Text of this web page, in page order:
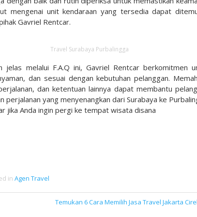
mengenai unit kendaraan yang tersedia dapat
Gavriel Rentcar.
Travel Surabaya Purbalingga
jelas melalui F.A.Q ini, Gavriel Rentcar berkomitmen
dan sesuai dengan kebutuhan pelanggan.
dan ketentuan lainnya dapat membantu
yang menyenangkan dari Surabaya ke
jika Anda ingin pergi ke tempat wisata disana
in Agen Travel
Temukan 6 Cara Memilih Jasa Travel Jakarta